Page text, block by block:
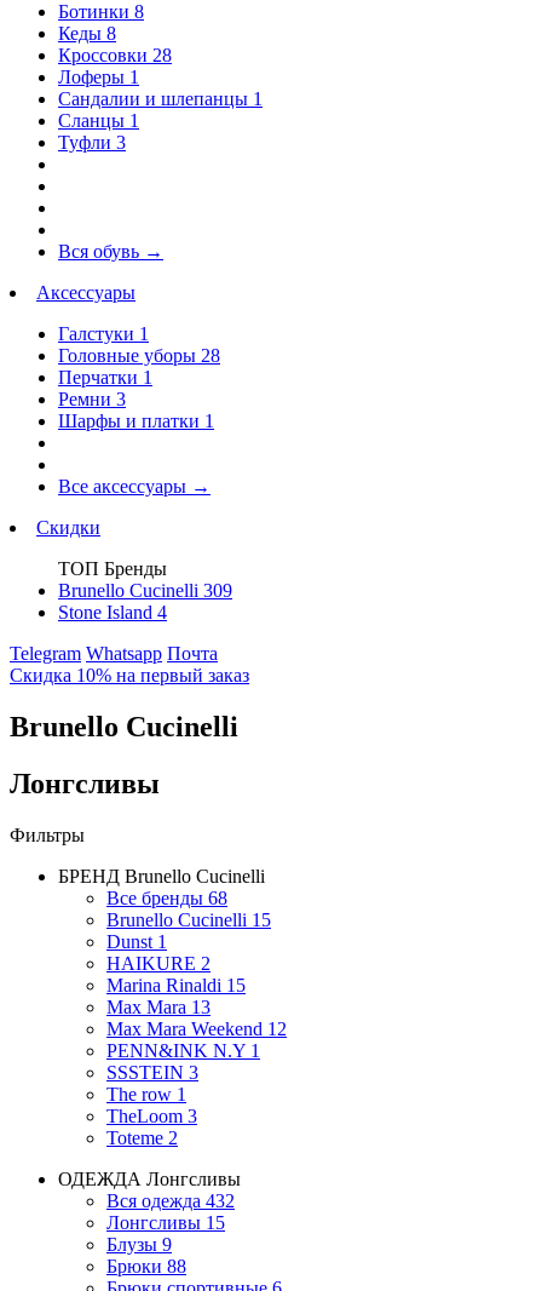
Ботинки 8
Кеды 8
Кроссовки 28
Лоферы 1
Сандалии и шлепанцы 1
Сланцы 1
Туфли 3
Вся обувь →
Аксессуары
Галстуки 1
Головные уборы 28
Перчатки 1
Ремни 3
Шарфы и платки 1
Все аксессуары →
Скидки
ТОП Бренды
Brunello Cucinelli 309
Stone Island 4
Telegram Whatsapp Почта
Скидка 10% на первый заказ
Brunello Cucinelli
Лонгсливы
Фильтры
БРЕНД Brunello Cucinelli
Все бренды 68
Brunello Cucinelli 15
Dunst 1
HAIKURE 2
Marina Rinaldi 15
Max Mara 13
Max Mara Weekend 12
PENN&INK N.Y 1
SSSTEIN 3
The row 1
TheLoom 3
Toteme 2
ОДЕЖДА Лонгсливы
Вся одежда 432
Лонгсливы 15
Блузы 9
Брюки 88